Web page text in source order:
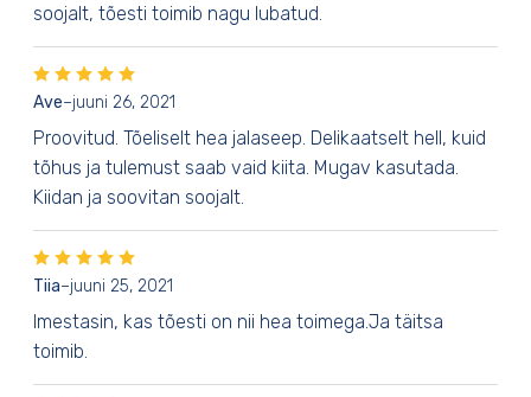
soojalt, tõesti toimib nagu lubatud.
Ave–juuni 26, 2021
Proovitud. Tõeliselt hea jalaseep. Delikaatselt hell, kuid
tõhus ja tulemust saab vaid kiita. Mugav kasutada.
Kiidan ja soovitan soojalt.
Tiia–juuni 25, 2021
Imestasin, kas tõesti on nii hea toimega.Ja täitsa
toimib.